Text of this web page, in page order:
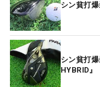
シン貧打
シン貧打
HYBRID』